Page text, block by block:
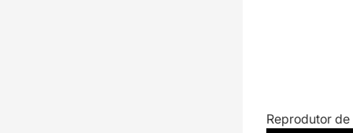
Reprodutor